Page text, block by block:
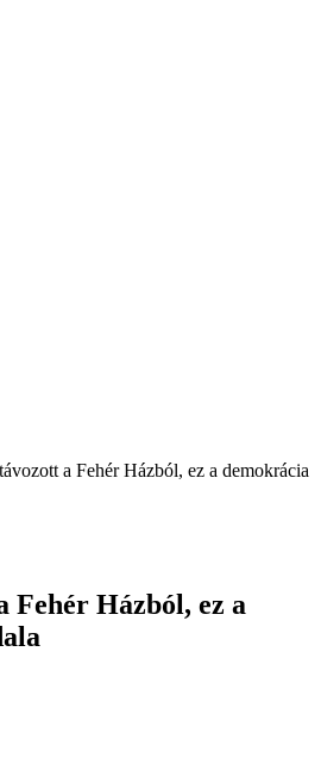
a Fehér Házból, ez a demokrácia
Fehér Házból, ez a